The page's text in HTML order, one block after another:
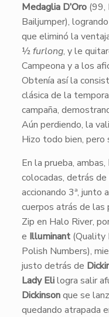
Medaglia D’Oro(99,
Bailjumper),
que eliminó la
½furlong, y le
Campeona y a los
Obtenía así la
clásica de la
campaña,
Aún perdiendo, la
Hizo todo bien, pero
En la prueba, ambas,
colocadas, detrás
accionando 3ª, junto
cuerpos atrás de las
Zip en Halo River,
e Illuminant(Quality
Polish Numbers),
justo detrás de
Lady Elilogra salir
Dickinsonque se
quedando atrapada